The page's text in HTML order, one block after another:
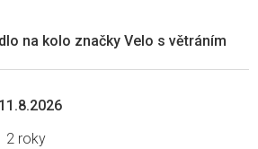
11.8.2026
2 roky
na kolo značky Velo s větráním